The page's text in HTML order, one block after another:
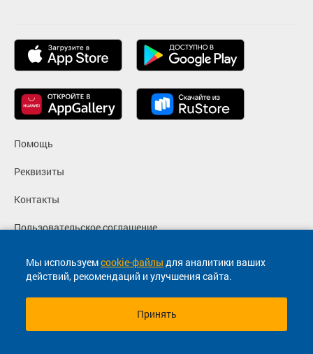
Мы используемcookie-файлы для аналитики ваших
действий, рекомендаций и улучшения сайта.
Принять
Помощь
Реквизиты
Контакты
Пользовательское соглашение
Политика конфиденциальности
Согласие на маркетинговые сообщения
© 2013-2026, ООО "Капитал"- Онлайн сервис продажи